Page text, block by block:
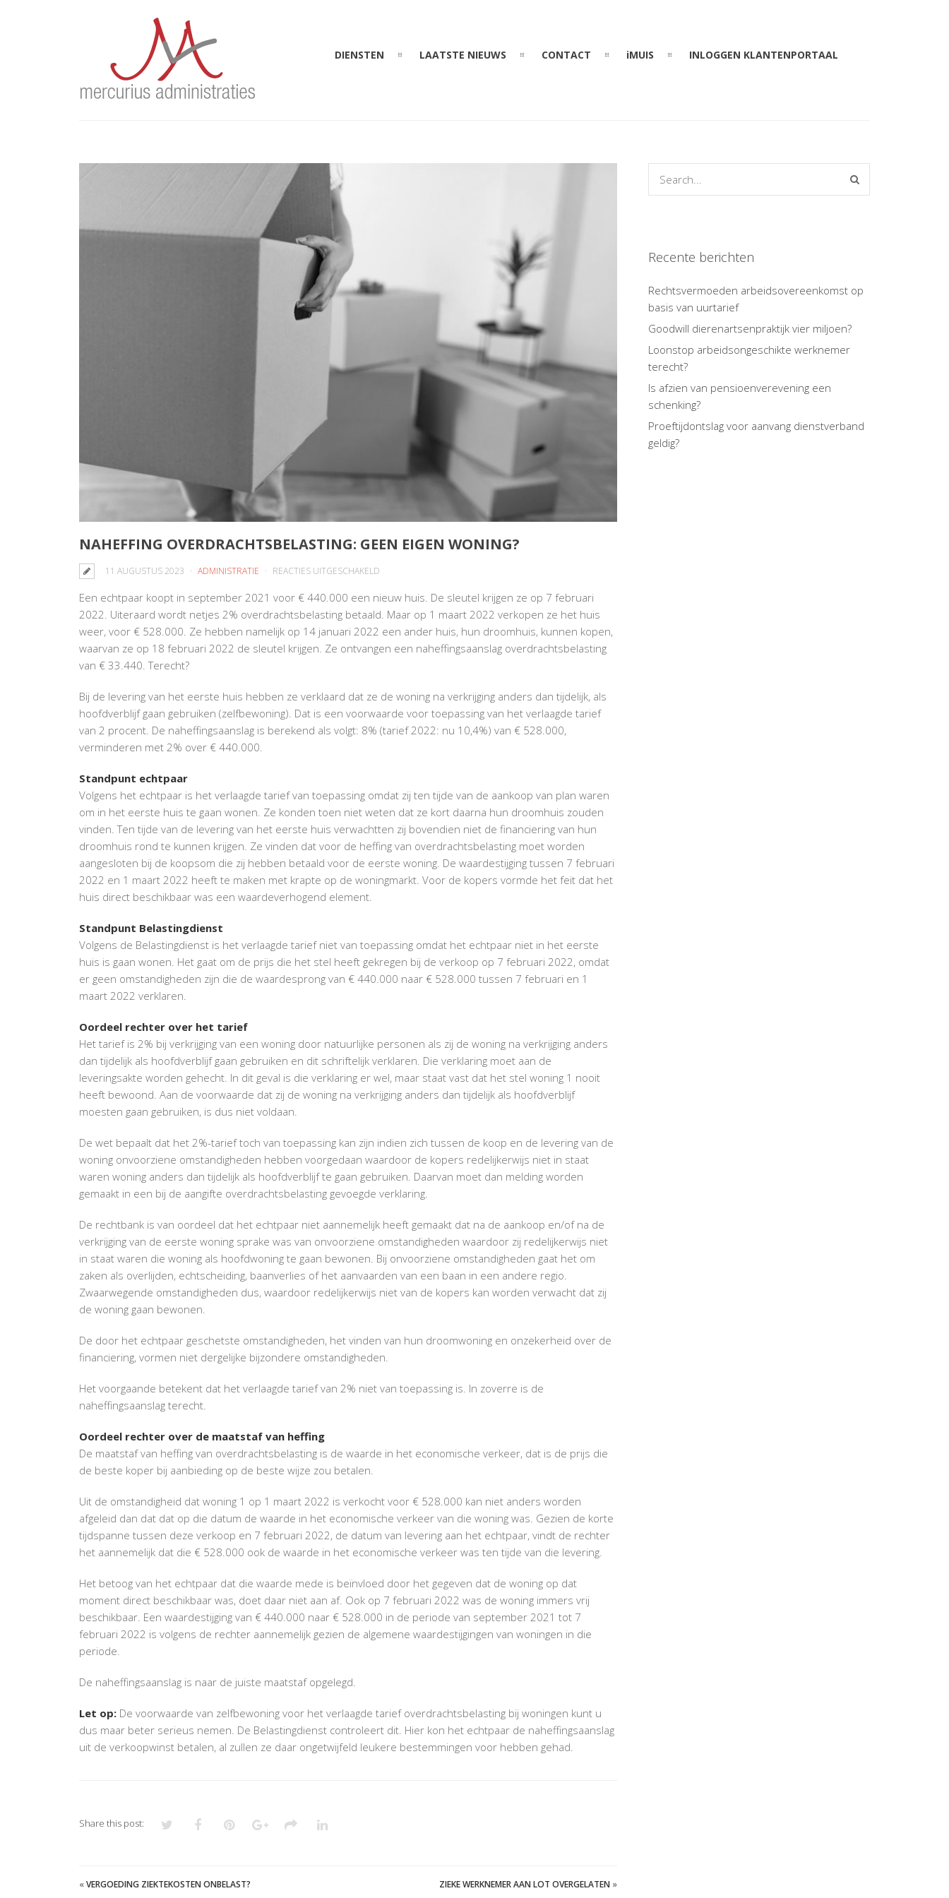
DIENSTEN LAATSTE NIEUWS CONTACT iMUIS INLOGGEN KLANTENPORTAAL
NAHEFFING OVERDRACHTSBELASTING: GEEN EIGEN WONING?
11 AUGUSTUS 2023 ADMINISTRATIE REACTIES UITGESCHAKELD
OVERDRACHTSBELASTING:
GEEN
EIGEN
WONING?
Een echtpaar koopt in september 2021 voor € 440.000 een nieuw huis. De sleutel krijgen ze op 7 februari
2022. Uiteraard wordt netjes 2% overdrachtsbelasting betaald. Maar op 1 maart 2022 verkopen ze het huis
weer, voor € 528.000. Ze hebben namelijk op 14 januari 2022 een ander huis, hun droomhuis, kunnen kopen,
waarvan ze op 18 februari 2022 de sleutel krijgen. Ze ontvangen een naheffingsaanslag overdrachtsbelasting
van € 33.440. Terecht?
Bij de levering van het eerste huis hebben ze verklaard dat ze de woning na verkrijging anders dan tijdelijk, als
hoofdverblijf gaan gebruiken (zelfbewoning). Dat is een voorwaarde voor toepassing van het verlaagde tarief
van 2 procent. De naheffingsaanslag is berekend als volgt: 8% (tarief 2022: nu 10,4%) van € 528.000,
verminderen met 2% over € 440.000.
Standpunt echtpaar
Volgens het echtpaar is het verlaagde tarief van toepassing omdat zij ten tijde van de aankoop van plan waren
om in het eerste huis te gaan wonen. Ze konden toen niet weten dat ze kort daarna hun droomhuis zouden
vinden. Ten tijde van de levering van het eerste huis verwachtten zij bovendien niet de financiering van hun
droomhuis rond te kunnen krijgen. Ze vinden dat voor de heffing van overdrachtsbelasting moet worden
aangesloten bij de koopsom die zij hebben betaald voor de eerste woning. De waardestijging tussen 7 februari
2022 en 1 maart 2022 heeft te maken met krapte op de woningmarkt. Voor de kopers vormde het feit dat het
huis direct beschikbaar was een waardeverhogend element.
Standpunt Belastingdienst
Volgens de Belastingdienst is het verlaagde tarief niet van toepassing omdat het echtpaar niet in het eerste
huis is gaan wonen. Het gaat om de prijs die het stel heeft gekregen bij de verkoop op 7 februari 2022, omdat
er geen omstandigheden zijn die de waardesprong van € 440.000 naar € 528.000 tussen 7 februari en 1
maart 2022 verklaren.
Oordeel rechter over het tarief
Het tarief is 2% bij verkrijging van een woning door natuurlijke personen als zij de woning na verkrijging anders
dan tijdelijk als hoofdverblijf gaan gebruiken en dit schriftelijk verklaren. Die verklaring moet aan de
leveringsakte worden gehecht. In dit geval is die verklaring er wel, maar staat vast dat het stel woning 1 nooit
heeft bewoond. Aan de voorwaarde dat zij de woning na verkrijging anders dan tijdelijk als hoofdverblijf
moesten gaan gebruiken, is dus niet voldaan.
De wet bepaalt dat het 2%-tarief toch van toepassing kan zijn indien zich tussen de koop en de levering van de
woning onvoorziene omstandigheden hebben voorgedaan waardoor de kopers redelijkerwijs niet in staat
waren woning anders dan tijdelijk als hoofdverblijf te gaan gebruiken. Daarvan moet dan melding worden
gemaakt in een bij de aangifte overdrachtsbelasting gevoegde verklaring.
De rechtbank is van oordeel dat het echtpaar niet aannemelijk heeft gemaakt dat na de aankoop en/of na de
verkrijging van de eerste woning sprake was van onvoorziene omstandigheden waardoor zij redelijkerwijs niet
in staat waren die woning als hoofdwoning te gaan bewonen. Bij onvoorziene omstandigheden gaat het om
zaken als overlijden, echtscheiding, baanverlies of het aanvaarden van een baan in een andere regio.
Zwaarwegende omstandigheden dus, waardoor redelijkerwijs niet van de kopers kan worden verwacht dat zij
de woning gaan bewonen.
De door het echtpaar geschetste omstandigheden, het vinden van hun droomwoning en onzekerheid over de
financiering, vormen niet dergelijke bijzondere omstandigheden.
Het voorgaande betekent dat het verlaagde tarief van 2% niet van toepassing is. In zoverre is de
naheffingsaanslag terecht.
Oordeel rechter over de maatstaf van heffing
De maatstaf van heffing van overdrachtsbelasting is de waarde in het economische verkeer, dat is de prijs die
de beste koper bij aanbieding op de beste wijze zou betalen.
Uit de omstandigheid dat woning 1 op 1 maart 2022 is verkocht voor € 528.000 kan niet anders worden
afgeleid dan dat dat op die datum de waarde in het economische verkeer van die woning was. Gezien de korte
tijdspanne tussen deze verkoop en 7 februari 2022, de datum van levering aan het echtpaar, vindt de rechter
het aannemelijk dat die € 528.000 ook de waarde in het economische verkeer was ten tijde van die levering.
Het betoog van het echtpaar dat die waarde mede is beïnvloed door het gegeven dat de woning op dat
moment direct beschikbaar was, doet daar niet aan af. Ook op 7 februari 2022 was de woning immers vrij
beschikbaar. Een waardestijging van € 440.000 naar € 528.000 in de periode van september 2021 tot 7
februari 2022 is volgens de rechter aannemelijk gezien de algemene waardestijgingen van woningen in die
periode.
De naheffingsaanslag is naar de juiste maatstaf opgelegd.
Let op: De voorwaarde van zelfbewoning voor het verlaagde tarief overdrachtsbelasting bij woningen kunt u
dus maar beter serieus nemen. De Belastingdienst controleert dit. Hier kon het echtpaar de naheffingsaanslag
uit de verkoopwinst betalen, al zullen ze daar ongetwijfeld leukere bestemmingen voor hebben gehad.
Share this post:
«VERGOEDING ZIEKTEKOSTEN ONBELAST? ZIEKE WERKNEMER AAN LOT OVERGELATEN »
Recente berichten
Rechtsvermoeden arbeidsovereenkomst op
basis van uurtarief
Goodwill dierenartsenpraktijk vier miljoen?
Loonstop arbeidsongeschikte werknemer
terecht?
Is afzien van pensioenverevening een
schenking?
Proeftijdontslag voor aanvang dienstverband
geldig?